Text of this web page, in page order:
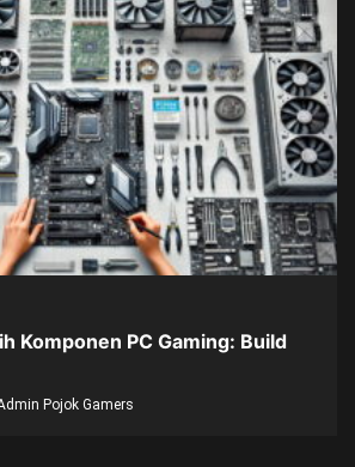
Komponen PC Gaming: Build
Pojok Gamers